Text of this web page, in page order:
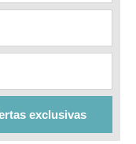
exclusivas